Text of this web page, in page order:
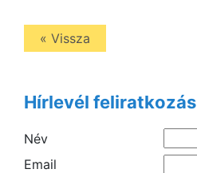
« Vissza
Hírlevél feliratkozás
Név
Email